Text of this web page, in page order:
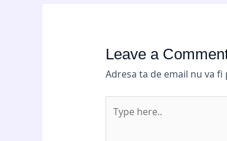
Leave a
Adresa ta de email nu va fi
here..